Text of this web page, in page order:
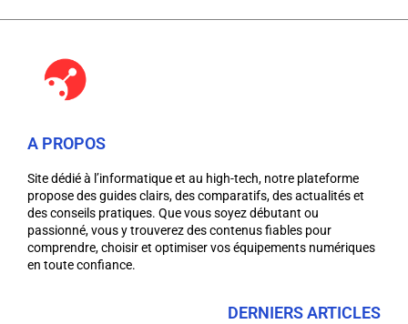
A PROPOS
Site dédié à l’informatique et au high-tech, notre plateforme
propose des guides clairs, des comparatifs, des actualités et
des conseils pratiques. Que vous soyez débutant ou
passionné, vous y trouverez des contenus fiables pour
comprendre, choisir et optimiser vos équipements numériques
en toute confiance.
DERNIERS ARTICLES